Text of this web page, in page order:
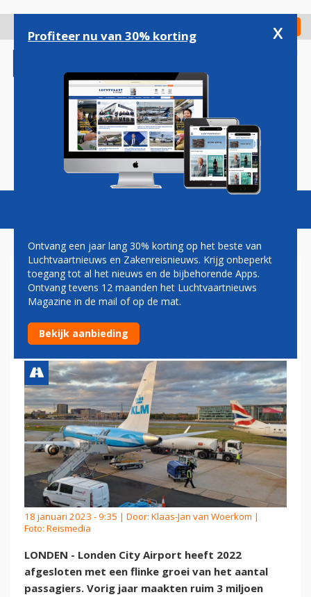
gaan
Check in
Magazine Podcasts Vacatures
KLM EN BA BEZORGEN
LONDEN CITY AIRPORT
STEVIGE GROEICIJFERS
18 januari 2023 - 9:35 | Door: Klaas-Jan van Woerkom |
Foto: Reismedia
LONDEN - Londen City Airport heeft 2022
afgesloten met een flinke groei van het aantal
passagiers. Vorig jaar maakten ruim 3 miljoen
Profiteer nu van 30% korting x
Ontvang een jaar lang 30% korting op het beste van
Luchtvaartnieuws en Zakenreisnieuws. Krijg onbeperkt
toegang tot al het nieuws en de bijbehorende Apps.
Ontvang tevens 12 maanden het Luchtvaartnieuws
Magazine in de mail of op de mat.
Bekijk aanbieding